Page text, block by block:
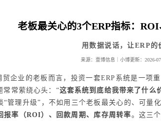
老板最关心的3个ERP指标：
用数据说话，让ERP的
来源：壹博信息｜小博更新：2026-
贸企业的老板而言，投资一套ERP系统是一项
常常萦绕心头：“这套系统到底给我带来了什么
“管理升级”，不如用三个老板最关心的、可量
报率（ROI）、回款周期、库存周转率。这三